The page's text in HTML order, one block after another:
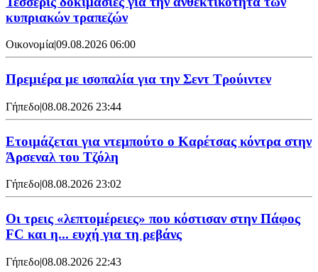
κυπριακών τραπεζών
Οικονομία09.08.2026 06:00
Πρεμιέρα με ισοπαλία για την Σεντ Τρούιντεν
Γήπεδο|08.08.2026 23:44
Ετοιμάζεται για ντεμπούτο ο Καρέτσας κόντρα στην
Άρσεναλ του Τζόλη
Γήπεδο|08.08.2026 23:02
Οι τρεις «λεπτομέρειες» που κόστισαν στην Πάφος
FC και η... ευχή για τη ρεβάνς
Γήπεδο|08.08.2026 22:43